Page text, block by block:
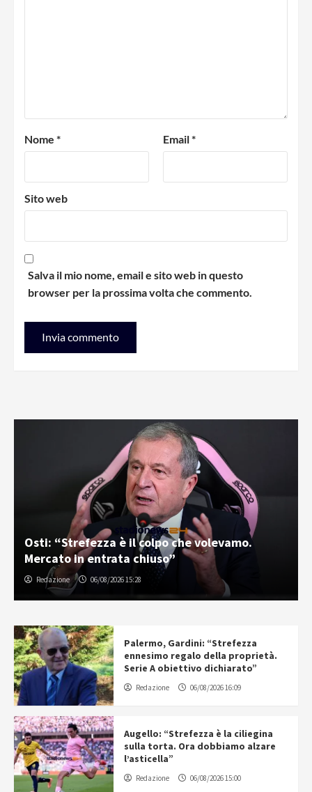
Nome * Email*
Sito web
Salva il mio nome, email e sito web in questo
browser per la prossima volta che commento.
Osti: “Strefezza è il colpo che volevamo.
Mercato in entrata chiuso”
Redazione 06/08/2026 15:28
Palermo, Gardini: “Strefezza
ennesimo regalo della proprietà.
Serie A obiettivo dichiarato”
Redazione 06/08/2026 16:09
Augello: “Strefezza è la ciliegina
sulla torta. Ora dobbiamo alzare
l’asticella”
Redazione 06/08/2026 15:00